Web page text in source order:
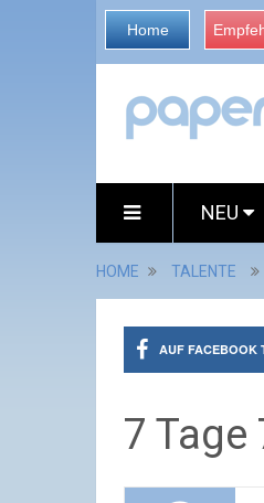
Home
NEU
HOME TALENTE
AUF FACEBOOK
7 Tage